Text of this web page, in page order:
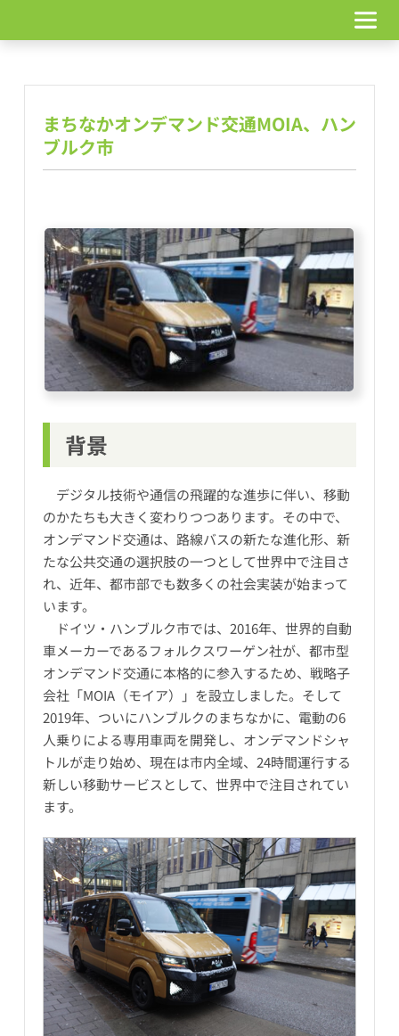
テ
まちなかオンデマンド交通MOIA、ハン
ブルク市
背景
デジタル技術や通信の飛躍的な進歩に伴い、移動
のかたちも大きく変わりつつあります。その中で、
オンデマンド交通は、路線バスの新たな進化形、新
たな公共交通の選択肢の一つとして世界中で注目さ
れ、近年、都市部でも数多くの社会実装が始まって
います。
ドイツ・ハンブルク市では、2016年、世界的自動
車メーカーであるフォルクスワーゲン社が、都市型
オンデマンド交通に本格的に参入するため、戦略子
会社「MOIA（モイア）」を設立しました。そして
2019年、ついにハンブルクのまちなかに、電動の6
人乗りによる専用車両を開発し、オンデマンドシャ
トルが走り始め、現在は市内全域、24時間運行する
新しい移動サービスとして、世界中で注目されてい
ます。